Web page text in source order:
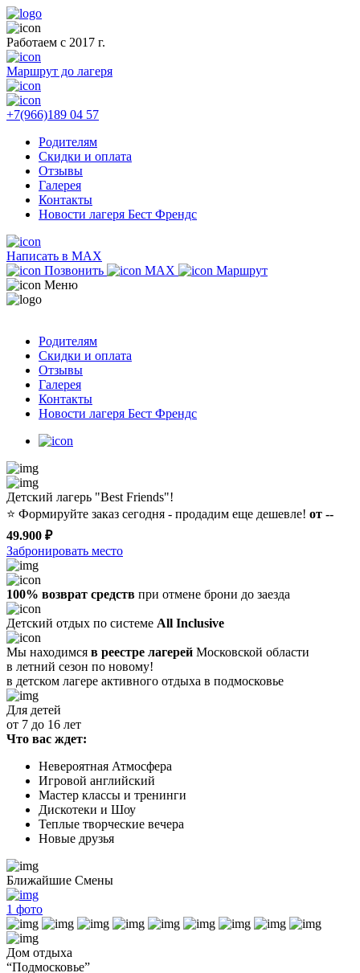
Работаем с 2017 г.
Маршрут до лагеря
+7(966)189 04 57
Родителям
Скидки и оплата
Отзывы
Галерея
Контакты
Новости лагеря Бест Френдс
Написать в MAX
Позвонить
MAX
Маршрут
Меню
Родителям
Скидки и оплата
Отзывы
Галерея
Контакты
Новости лагеря Бест Френдс
Детский лагерь "Best Friends"!
⭐️ Формируйте заказ сегодня - продадим еще дешевле! от --
49.900 ₽
Забронировать место
100% возврат средств при отмене брони до заезда
Детский отдых по системе All Inclusive
Мы находимся в реестре лагерей Московской области
в летний сезон по новому!
в детском лагере активного отдыха в подмосковье
Для детей
от 7 до 16 лет
Что вас ждет:
Невероятная Атмосфера
Игровой английский
Мастер классы и тренинги
Дискотеки и Шоу
Теплые творческие вечера
Новые друзья
Ближайшие Смены
1 фото
Дом отдыха
“Подмосковье”